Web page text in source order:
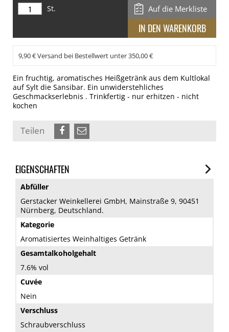
St.
Auf die Merkliste
9,90 € Versand bei Bestellwert unter 350,00 €
Ein fruchtig, aromatisches Heißgetränk aus dem Kultlokal
auf Sylt die Sansibar. Ein unwiderstehliches
Geschmackserlebnis . Trinkfertig - nur erhitzen - nicht
kochen
Teilen
EIGENSCHAFTEN
Abfüller
Gerstacker Weinkellerei GmbH, Mainstraße 9, 90451
Nürnberg, Deutschland.
Kategorie
Aromatisiertes Weinhaltiges Getränk
Gesamtalkoholgehalt
7.6% vol
Cuvée
Nein
Verschluss
Schraubverschluss